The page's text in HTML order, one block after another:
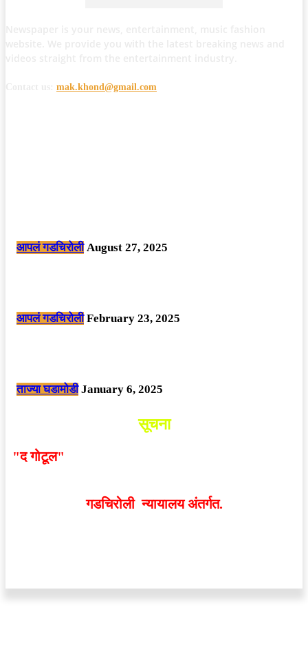
mak.khond@gmail.com
आपलं गडचिरोली August 27, 2025
आपलं गडचिरोली February 23, 2025
ताज्या घडामोडी January 6, 2025
सूचना
"द गोटूल"
गडचिरोली न्यायालय अंतर्गत.